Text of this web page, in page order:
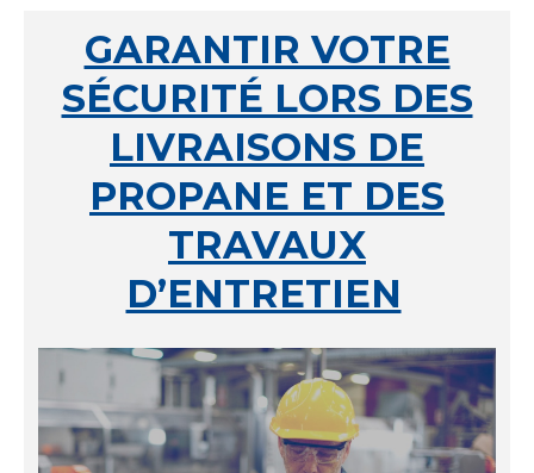
GARANTIR VOTRE
SÉCURITÉ LORS DES
LIVRAISONS DE
PROPANE ET DES
TRAVAUX
D’ENTRETIEN